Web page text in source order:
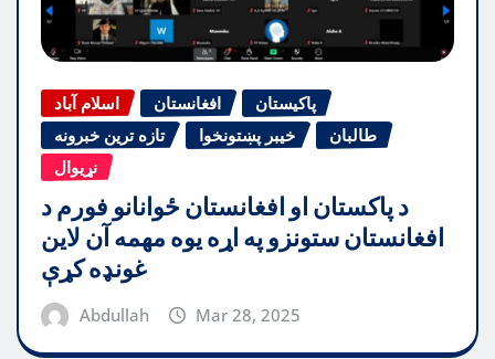
اسلام آباد افغانستان
پاکیستان
تازه ترین خبرونه
خیبر پښتونخوا
طالبان
نړیوال
د پاکستان او افغانستان ځوانانو فورم د
افغانستان ستونزو په اړه یوه مهمه آن لاین
غونډه کړې
Abdullah Mar 28, 2025